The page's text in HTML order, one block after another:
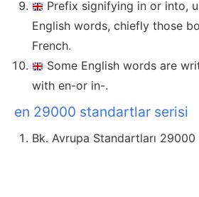
Prefix signifying in or into,
English words, chiefly those
French.
Some English words are
with en-or in-.
en 29000 standartlar serisi
Bk. Avrupa Standartları 29000